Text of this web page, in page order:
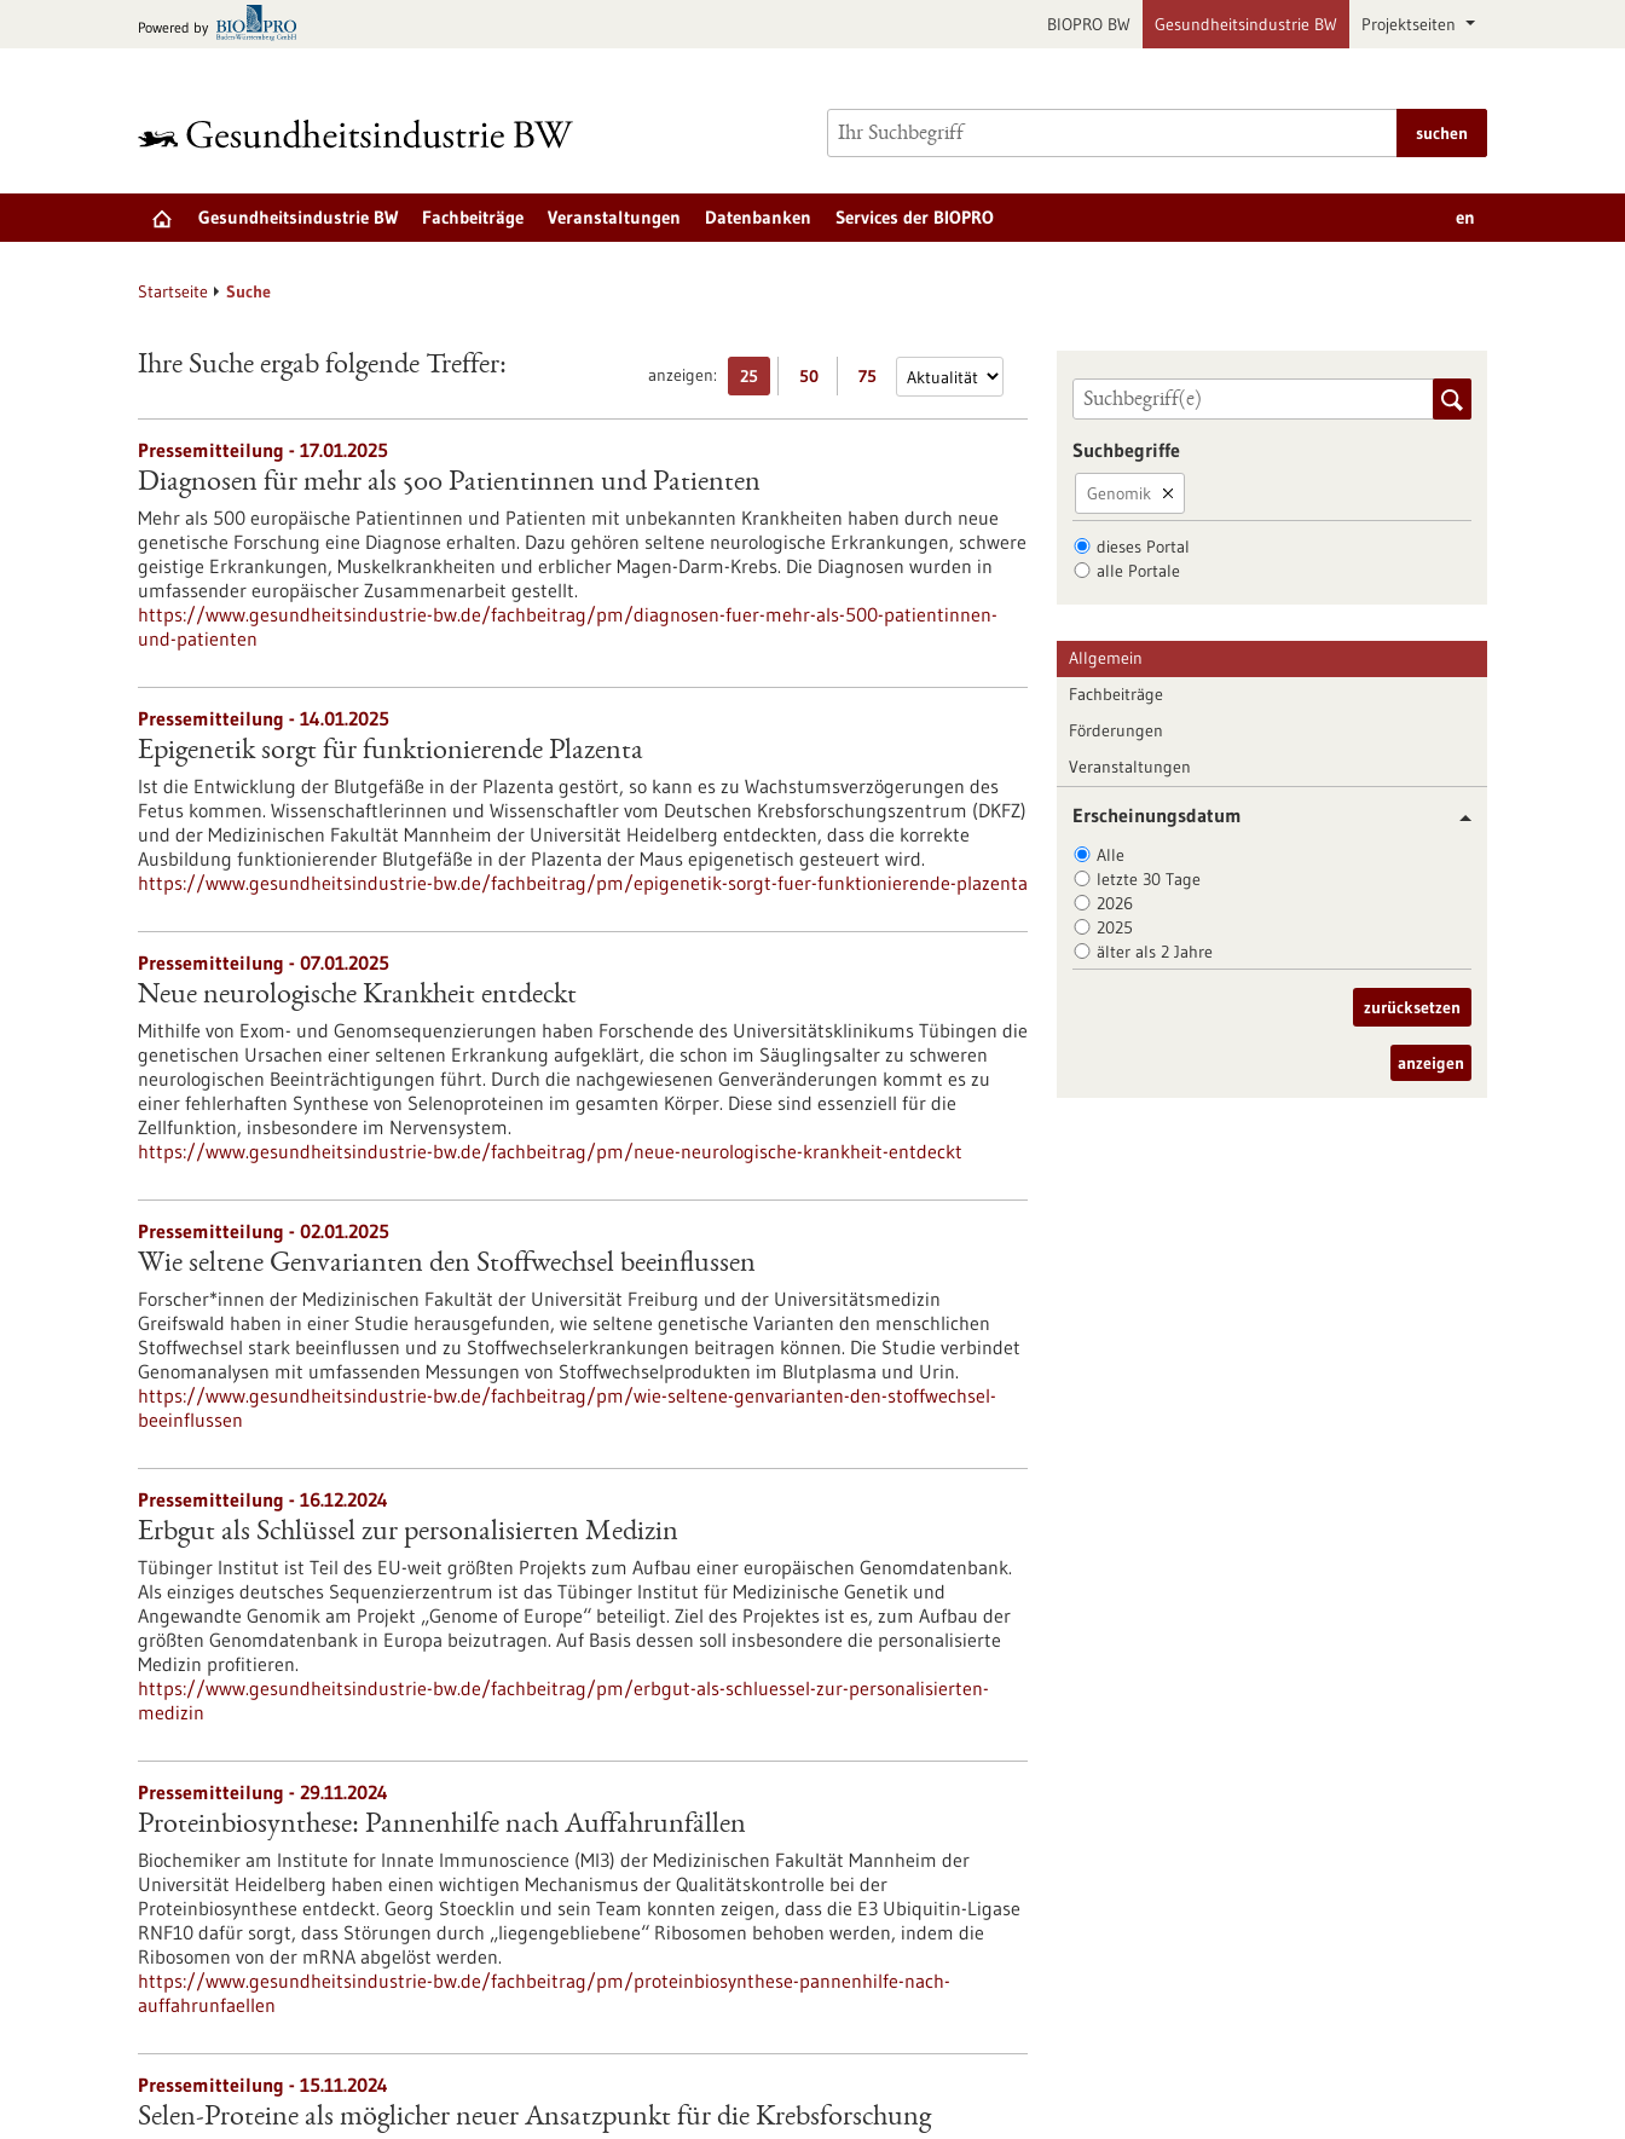
Powered by BIOPRO BW Gesundheitsindustrie BW Projektseiten
suchen
Gesundheitsindustrie BW Fachbeiträge Veranstaltungen Datenbanken Services der BIOPRO en
Startseite Suche
anzeigen: 25 50 75
Ihre Suche ergab folgende Treffer:
Pressemitteilung - 17.01.2025
Diagnosen für mehr als 500 Patientinnen und Patienten
Mehr als 500 europäische Patientinnen und Patienten mit unbekannten Krankheiten haben durch neue
genetische Forschung eine Diagnose erhalten. Dazu gehören seltene neurologische Erkrankungen, schwere
geistige Erkrankungen, Muskelkrankheiten und erblicher Magen-Darm-Krebs. Die Diagnosen wurden in
umfassender europäischer Zusammenarbeit gestellt.
https://www.gesundheitsindustrie-bw.de/fachbeitrag/pm/diagnosen-fuer-mehr-als-500-patientinnen-
und-patienten
Pressemitteilung - 14.01.2025
Epigenetik sorgt für funktionierende Plazenta
Ist die Entwicklung der Blutgefäße in der Plazenta gestört, so kann es zu Wachstumsverzögerungen des
Fetus kommen. Wissenschaftlerinnen und Wissenschaftler vom Deutschen Krebsforschungszentrum (DKFZ)
und der Medizinischen Fakultät Mannheim der Universität Heidelberg entdeckten, dass die korrekte
Ausbildung funktionierender Blutgefäße in der Plazenta der Maus epigenetisch gesteuert wird.
https://www.gesundheitsindustrie-bw.de/fachbeitrag/pm/epigenetik-sorgt-fuer-funktionierende-plazenta
Pressemitteilung - 07.01.2025
Neue neurologische Krankheit entdeckt
Mithilfe von Exom- und Genomsequenzierungen haben Forschende des Universitätsklinikums Tübingen die
genetischen Ursachen einer seltenen Erkrankung aufgeklärt, die schon im Säuglingsalter zu schweren
neurologischen Beeinträchtigungen führt. Durch die nachgewiesenen Genveränderungen kommt es zu
einer fehlerhaften Synthese von Selenoproteinen im gesamten Körper. Diese sind essenziell für die
Zellfunktion, insbesondere im Nervensystem.
https://www.gesundheitsindustrie-bw.de/fachbeitrag/pm/neue-neurologische-krankheit-entdeckt
Pressemitteilung - 02.01.2025
Wie seltene Genvarianten den Stoffwechsel beeinflussen
Forscher*innen der Medizinischen Fakultät der Universität Freiburg und der Universitätsmedizin
Greifswald haben in einer Studie herausgefunden, wie seltene genetische Varianten den menschlichen
Stoffwechsel stark beeinflussen und zu Stoffwechselerkrankungen beitragen können. Die Studie verbindet
Genomanalysen mit umfassenden Messungen von Stoffwechselprodukten im Blutplasma und Urin.
https://www.gesundheitsindustrie-bw.de/fachbeitrag/pm/wie-seltene-genvarianten-den-stoffwechsel-
beeinflussen
Pressemitteilung - 16.12.2024
Erbgut als Schlüssel zur personalisierten Medizin
Tübinger Institut ist Teil des EU-weit größten Projekts zum Aufbau einer europäischen Genomdatenbank.
Als einziges deutsches Sequenzierzentrum ist das Tübinger Institut für Medizinische Genetik und
Angewandte Genomik am Projekt „Genome of Europe“ beteiligt. Ziel des Projektes ist es, zum Aufbau der
größten Genomdatenbank in Europa beizutragen. Auf Basis dessen soll insbesondere die personalisierte
Medizin profitieren.
https://www.gesundheitsindustrie-bw.de/fachbeitrag/pm/erbgut-als-schluessel-zur-personalisierten-
medizin
Pressemitteilung - 29.11.2024
Proteinbiosynthese: Pannenhilfe nach Auffahrunfällen
Biochemiker am Institute for Innate Immunoscience (MI3) der Medizinischen Fakultät Mannheim der
Universität Heidelberg haben einen wichtigen Mechanismus der Qualitätskontrolle bei der
Proteinbiosynthese entdeckt. Georg Stoecklin und sein Team konnten zeigen, dass die E3 Ubiquitin-Ligase
RNF10 dafür sorgt, dass Störungen durch „liegengebliebene“ Ribosomen behoben werden, indem die
Ribosomen von der mRNA abgelöst werden.
https://www.gesundheitsindustrie-bw.de/fachbeitrag/pm/proteinbiosynthese-pannenhilfe-nach-
auffahrunfaellen
Pressemitteilung - 15.11.2024
Selen-Proteine als möglicher neuer Ansatzpunkt für die Krebsforschung
Suchbegriffe
Genomik
dieses Portal
alle Portale
Allgemein
Fachbeiträge
Förderungen
Veranstaltungen
Erscheinungsdatum
Alle
letzte 30 Tage
2026
2025
älter als 2 Jahre
zurücksetzen
anzeigen